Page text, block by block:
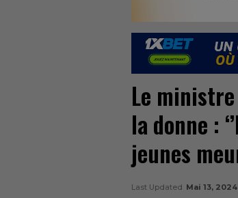
Le
la donne :
jeunes
Last Updated Mai 13, 2024